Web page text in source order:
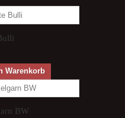
Warenkorb
BW